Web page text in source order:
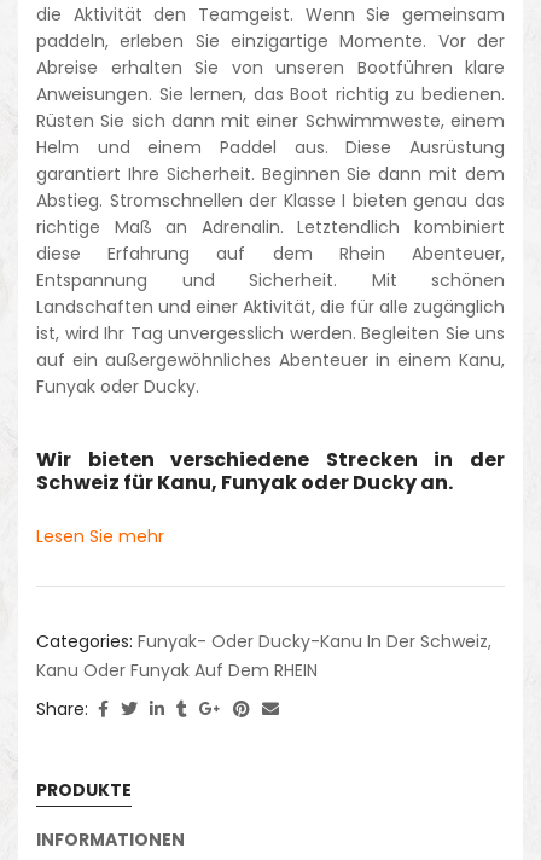
die Aktivität den Teamgeist. Wenn Sie gemeinsam
paddeln, erleben Sie einzigartige Momente. Vor der
Abreise erhalten Sie von unseren Bootführen klare
Anweisungen. Sie lernen, das Boot richtig zu bedienen.
Rüsten Sie sich dann mit einer Schwimmweste, einem
Helm und einem Paddel aus. Diese Ausrüstung
garantiert Ihre Sicherheit. Beginnen Sie dann mit dem
Abstieg. Stromschnellen der Klasse I bieten genau das
richtige Maß an Adrenalin. Letztendlich kombiniert
diese Erfahrung auf dem Rhein Abenteuer,
Entspannung und Sicherheit. Mit schönen
Landschaften und einer Aktivität, die für alle zugänglich
ist, wird Ihr Tag unvergesslich werden. Begleiten Sie uns
auf ein außergewöhnliches Abenteuer in einem Kanu,
Funyak oder Ducky.
Wir bieten verschiedene Strecken in der
Schweiz für Kanu, Funyak oder Ducky an.
Lesen Sie mehr
Categories: Funyak- Oder Ducky-Kanu In Der Schweiz,
Kanu Oder Funyak Auf Dem RHEIN
Share:
PRODUKTE
INFORMATIONEN